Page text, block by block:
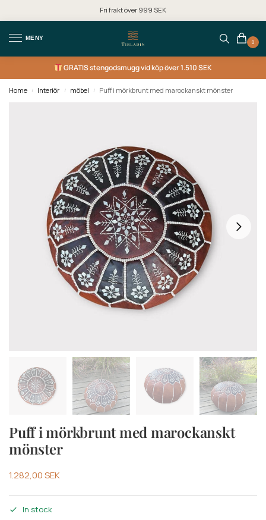
Fri frakt över 999 SEK
MENY
0
GRATISstengodsmugg vid köp över 1.510 SEK
Home / Interiör / möbel / Puff i mörkbrunt med marockanskt mönster
Puff i mörkbrunt med marockanskt
mönster
1.282,00SEK
In stock